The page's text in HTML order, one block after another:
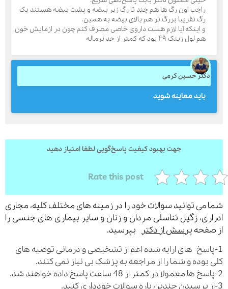
راجب اون رگ ها هم چند تا رگ زیر بیضه و پشت بیضه هستند یک
رگ تقریبا بزرگ تر هم بالای بیضه به همین.
و اینکه آیا لازم هست داروی خاصی مصرف کنم چون در ازمایش خون
هم لول زینک ۴۹ بود که کمتر از حد نرماله
دکتر حسین کرمی
باید معاینه شوید
جهت بهبود کیفیت پاسخ‌گویی لطفا امتیاز دهید
Rate this post
توانید سوالات خود را در زمینه های مختلف کلیه، مجاری
زگیل تناسلی مردان و زنان و سایر بیماری های جنسی را
پرسش از دکتربپرسید.
های ارایه شده اعم از تشخیصی و درمانی توصیه های
و شما را از مراجعه به پزشک بی نیاز نمی کنند.